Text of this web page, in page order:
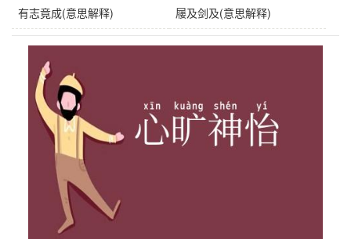
有志竟成(意思解释) 屦及剑及(意思解释)